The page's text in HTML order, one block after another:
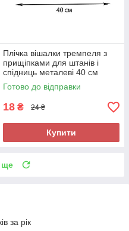
Плічка вішалки тремпеля з
прищіпками для штанів і
спідниць металеві 40 см
(хром+силікон)
Готово до відправки
18 ₴ 24 ₴
Купити
ще
за рік